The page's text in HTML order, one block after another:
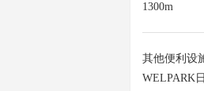
1300m
其他便利设
WELPARK